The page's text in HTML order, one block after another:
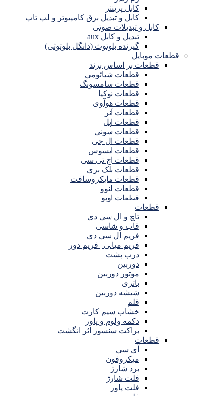
کابل پرینتر
کابل و تبدیل برق کامپیوتر و لپ تاپ
کابل و تبدیلات صوتی
تبدیل و کابل aux
گیرنده بلوتوث (دانگل بلوتوثی)
قطعات موبایل
قطعات بر اساس برند
قطعات شیائومی
قطعات سامسونگ
قطعات نوکیا
قطعات هوآوی
قطعات آنر
قطعات اپل
قطعات سونی
قطعات ال جی
قطعات ایسوس
قطعات اچ تی سی
قطعات بلک بری
قطعات مایکروسافت
قطعات لنوو
قطعات اوپو
قطعات
تاچ و ال سی دی
قاب و شاسی
فریم ال سی دی
فریم میانی | فریم دور
درب پشت
دوربین
موتور دوربین
باتری
شیشه دوربین
قلم
خشاب سیم کارت
دکمه ولوم و پاور
براکت سنسور اثر انگشت
قطعات
آی سی
میکروفون
برد شارژ
فلت شارژ
فلت پاور